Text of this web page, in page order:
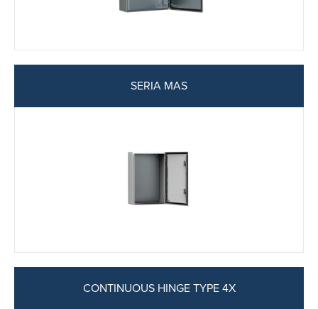
SERIA MAS
CONTINUOUS HINGE TYPE 4X